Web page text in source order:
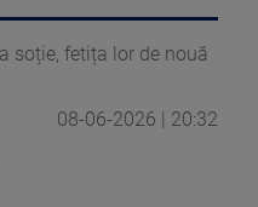
soție, fetița lor de nouă
08-06-2026 | 20:32